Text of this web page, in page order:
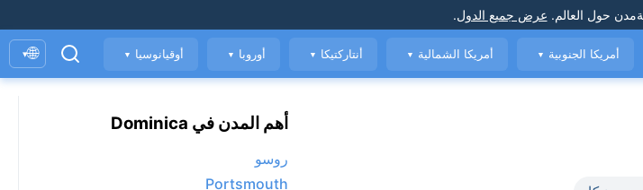
مدن حول العالم. عرض جميع الدول.
أمريكا الجنوبية ▼ أمريكا الشمالية ▼ أنتاركتيكا ▼ أوروبا ▼ أوقيانوسيا ▼
🌐
▾
أهم المدن في Dominica
روسو
Portsmouth